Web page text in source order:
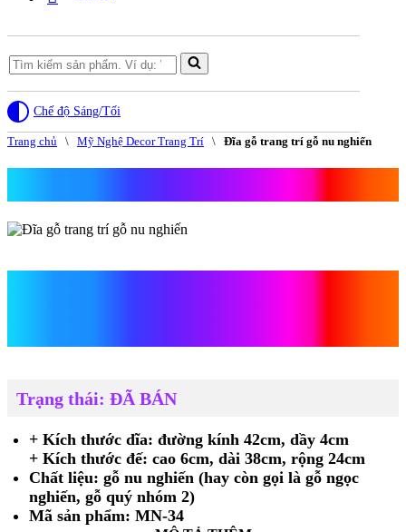
Search
for...
Chế độ Sáng/Tối
Trang chủ \ Mỹ Nghệ Decor Trang Trí \ Đĩa gỗ trang trí gỗ nu nghiến
Trạng thái: ĐÃ BÁN
+ Kích thước dĩa: đường kính 42cm, dầy 4cm
+ Kích thước đế: cao 6cm, dài 38cm, rộng 24cm
Chất liệu: gỗ nu nghiến (hay còn gọi là gỗ ngọc
nghiến, gỗ quý nhóm 2)
Mã sản phẩm: MN-34